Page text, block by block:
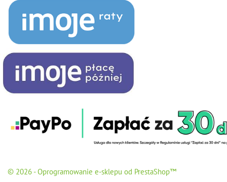
© 2026 - Oprogramowanie e-sklepu od PrestaShop™